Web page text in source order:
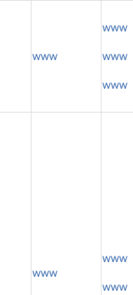
www
www
www
www
www
www
www